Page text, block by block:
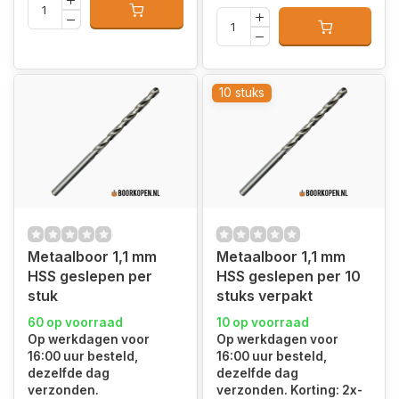
Metaalboor 1,1 mm
HSS geslepen per
stuk
60 op voorraad
Op werkdagen voor
16:00 uur besteld,
dezelfde dag
verzonden.
10 stuks
Metaalboor 1,1 mm
HSS geslepen per 10
stuks verpakt
10 op voorraad
Op werkdagen voor
16:00 uur besteld,
dezelfde dag
verzonden. Korting: 2x-